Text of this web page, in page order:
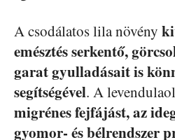
A csodálatos lila növény
emésztés serkentő,
garat gyulladásait is
segítségével. A
migrénes fejfájást, az
gyomor- és bélrendszer